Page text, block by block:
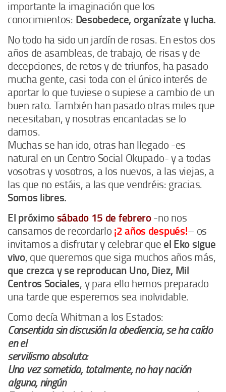
importante la imaginación que los
conocimientos: Desobedece, organízate y lucha.
No todo ha sido un jardín de rosas. En estos dos
años de asambleas, de trabajo, de risas y de
decepciones, de retos y de triunfos, ha pasado
mucha gente, casi toda con el único interés de
aportar lo que tuviese o supiese a cambio de un
buen rato. También han pasado otras miles que
necesitaban, y nosotras encantadas se lo
damos.
Muchas se han ido, otras han llegado -es
natural en un Centro Social Okupado- y a todas
vosotras y vosotros, a los nuevos, a las viejas, a
las que no estáis, a las que vendréis: gracias.
Somos libres.
El próximo sábado 15 de febrero-no nos
cansamos de recordarlo ¡2 años después!– os
invitamos a disfrutar y celebrar que el Eko sigue
vivo, que queremos que siga muchos años más,
que crezca y se reproducan Uno, Diez, Mil
Centros Sociales, y para ello hemos preparado
una tarde que esperemos sea inolvidable.
Como decía Whitman a los Estados:
Consentida sin discusión la obediencia, se ha caído
en el
servilismo absoluto:
Una vez sometida, totalmente, no hay nación
alguna, ningún